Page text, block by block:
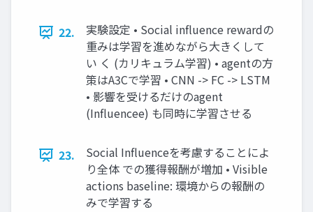
22.
実験設定 • Social influence rewardの
重みは学習を進めながら大きくして
い く (カリキュラム学習) • agentの方
策はA3Cで学習 • CNN -> FC -> LSTM
• 影響を受けるだけのagent
(Influencee) も同時に学習させる
23.
Social Influenceを考慮することによ
り全体 での獲得報酬が増加 • Visible
actions baseline: 環境からの報酬の
みで学習する